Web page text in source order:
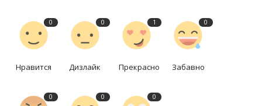
0
Нравится
0
Дизлайк
1
Прекрасно
0
Забавно
0 0 0